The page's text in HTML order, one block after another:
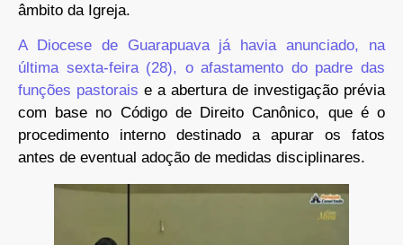
âmbito da Igreja.
A Diocese de Guarapuava já havia anunciado, na
última sexta-feira (28), o afastamento do padre das
funções pastorais e a abertura de investigação prévia
com base no Código de Direito Canônico, que é o
procedimento interno destinado a apurar os fatos
antes de eventual adoção de medidas disciplinares.